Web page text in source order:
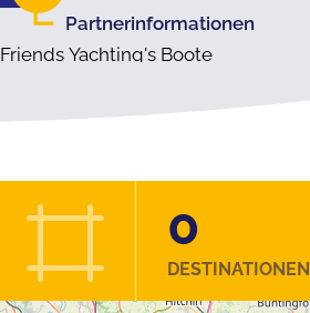
Partnerinformationen
Friends Yachting's Boote
0
DESTINATIONEN